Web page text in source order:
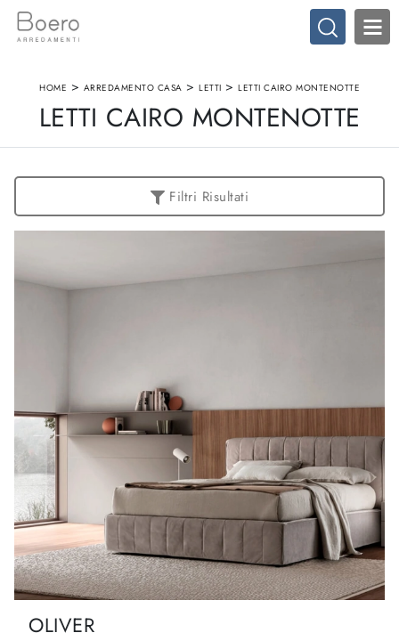
HOME > ARREDAMENTO CASA > LETTI > LETTI CAIRO MONTENOTTE
LETTI CAIRO MONTENOTTE
Filtri Risultati
OLIVER